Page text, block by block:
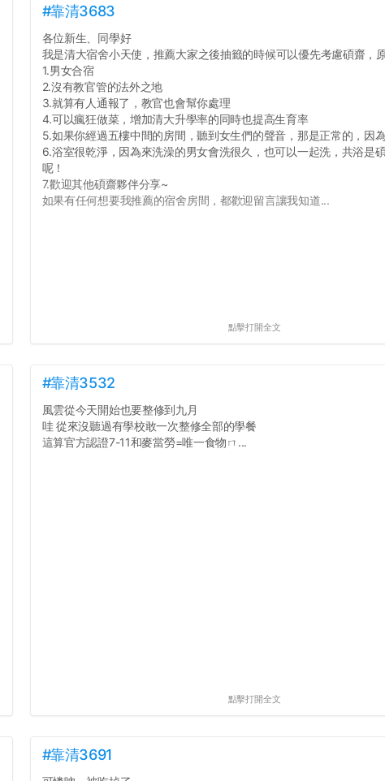
#靠清3683
各位新生、同學好
我是清大宿舍小天使，推薦大家之後抽籤的時候可以優先考慮碩齋，
1.男女合宿
2.沒有教官管的法外之地
3.就算有人通報了，教官也會幫你處理
4.可以瘋狂做菜，增加清大升學率的同時也提高生育率
5.如果你經過五樓中間的房間，聽到女生們的聲音，那是正常的，因
6.浴室很乾淨，因為來洗澡的男女會洗很久，也可以一起洗，共浴是
呢！
7.歡迎其他碩齋夥伴分享~
如果有任何想要我推薦的宿舍房間，都歡迎留言讓我知道...
點擊打開全文
#靠清3532
風雲從今天開始也要整修到九月
哇 從來沒聽過有學校敢一次整修全部的學餐
這算官方認證7-11和麥當勞=唯一食物ㄇ...
點擊打開全文
#靠清3691